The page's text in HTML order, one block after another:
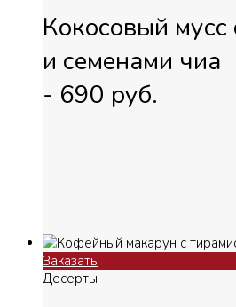
Кокосовый мусс
и семенами чиа
- 690 руб.
Заказать
Десерты